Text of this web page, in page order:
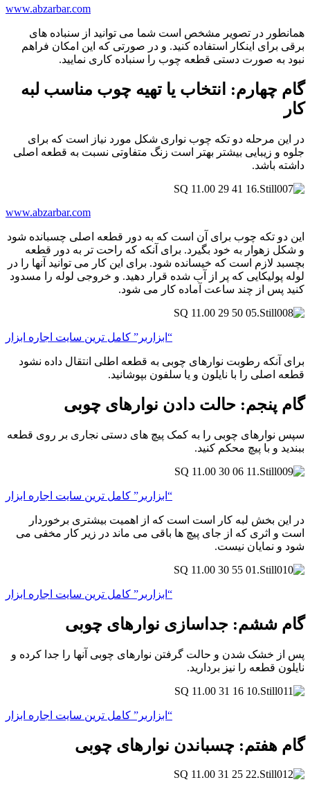
www.abzarbar.com
همانطور در تصویر مشخص است شما می توانید از سنباده های
برقی برای اینکار استفاده کنید. و در صورتی که این امکان فراهم
نبود به صورت دستی قطعه چوب را سنباده کاری نمایید.
گام چهارم: انتخاب یا تهیه چوب مناسب لبه
کار
در این مرحله دو تکه چوب نواری شکل مورد نیاز است که برای
جلوه و زیبایی بیشتر بهتر است زنگ متفاوتی نسبت به قطعه اصلی
داشته باشد.
www.abzarbar.com
این دو تکه چوب برای آن است که به دور قطعه اصلی چسبانده شود
و شکل زهوار به خود بگیرد. برای آنکه که راحت تر به دور قطعه
بچسبد لازم است که خیسانده شود. برای این کار می توانید آنها را در
لوله پولیکایی که پر از آب شده قرار دهید. و خروجی لوله را مسدود
کنید پس از چند ساعت آماده کار می شود.
“ابزاربر” کامل ترین سایت اجاره ابزار
برای آنکه رطوبت نوارهای چوبی به قطعه اطلی انتقال داده نشود
قطعه اصلی را با نایلون و یا سلفون بپوشانید.
گام پنجم: حالت دادن نوارهای چوبی
سپس نوارهای چوبی را به کمک پیچ های دستی نجاری بر روی قطعه
ببندید و با پیچ محکم کنید.
“ابزاربر” کامل ترین سایت اجاره ابزار
در این بخش لبه کار است است که از اهمیت بیشتری برخوردار
است و اثری که از جای پیچ ها باقی می ماند در زیر کار مخفی می
شود و نمایان نیست.
“ابزاربر” کامل ترین سایت اجاره ابزار
گام ششم: جداسازی نوارهای چوبی
پس از خشک شدن و حالت گرفتن نوارهای چوبی آنها را جدا کرده و
نایلون قطعه را نیز بردارید.
“ابزاربر” کامل ترین سایت اجاره ابزار
گام هفتم: چسباندن نوارهای چوبی